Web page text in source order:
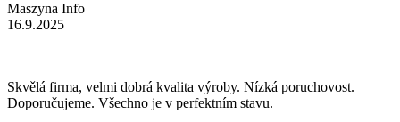
Maszyna Info
16.9.2025
Skvělá firma, velmi dobrá kvalita výroby. Nízká poruchovost.
Doporučujeme. Všechno je v perfektním stavu.